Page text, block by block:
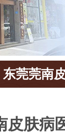
东莞莞南
皮肤病